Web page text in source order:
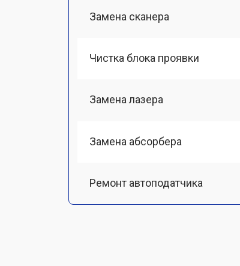
Замена сканера
Чистка блока проявки
Замена лазера
Замена абсорбера
Ремонт автоподатчика